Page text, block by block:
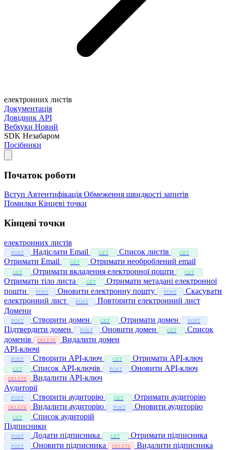
електронних листів
Документація
Довідник API
Вебхуки Новий
SDK Незабаром
Посібники
Початок роботи
Вступ Автентифікація Обмеження швидкості запитів
Помилки Кінцеві точки
Кінцеві точки
електронних листів
POST Надіслати Email GET Список листів GET
Отримати Email GET Отримати необроблений email
GET Отримати вкладення електронної пошти GET
Отримати тіло листа GET
Отримати метадані електронної
пошти
POST Оновити електронну пошту POST
Скасувати
електронний лист
POST
Повторити електронний лист
Домени
POST Створити домен GET Отримати домен POST
Підтвердити домен POST Оновити домен GET
Список
доменів
DELETE
Видалити домен
API-ключі
POST Створити API-ключ GET Отримати API-ключ
GET Список API-ключів POST Оновити API-ключ
DELETE
Видалити API-ключ
Аудиторії
POST Створити аудиторію GET Отримати аудиторію
DELETE Видалити аудиторію POST Оновити аудиторію
GET
Список аудиторій
Підписники
POST Додати підписника GET Отримати підписника
POST Оновити підписника DELETE Видалити підписника